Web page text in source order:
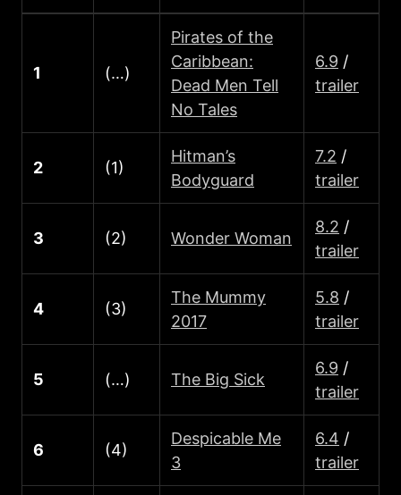
1 (…)
Pirates of the
Caribbean:
Dead Men Tell
No Tales
6.9 /
trailer
2 (1)
Hitman’s
Bodyguard
7.2 /
trailer
3 (2) Wonder Woman
8.2 /
trailer
4 (3)
The Mummy
2017
5.8 /
trailer
5 (…) The Big Sick
6.9 /
trailer
6 (4)
Despicable Me
3
6.4 /
trailer